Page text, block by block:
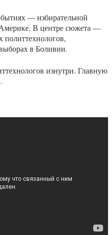
— избирательной
В центре сюжета —
политтехнологов,
в Боливии.
изнутри. Главную